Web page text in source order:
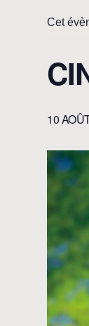
Cet
10